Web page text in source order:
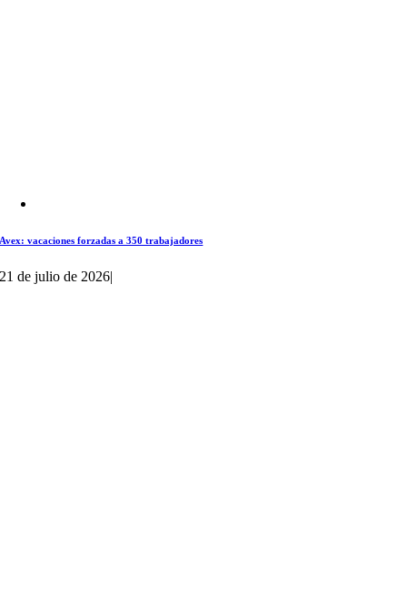
Avex: vacaciones forzadas a 350 trabajadores
21 de julio de 2026|